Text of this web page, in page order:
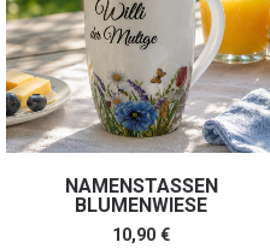
NAMENSTASSEN
BLUMENWIESE
10,90 €